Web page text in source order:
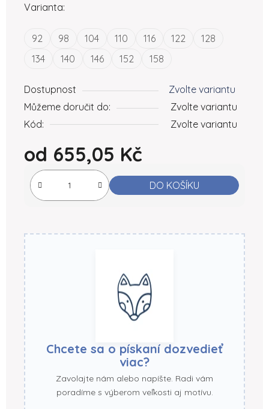
Varianta:
92 98 104 110 116 122
128
134
140 146 152 158
Dostupnost
Zvolte variantu
Můžeme doručit do:
Zvolte variantu
Kód:
Zvolte variantu
od 655,05 Kč
Měrná cena:
DO KOŠÍKU
Chcete sa o pískaní dozvedieť
viac?
Zavolajte nám alebo napíšte. Radi vám
poradíme s výberom veľkosti aj motívu.